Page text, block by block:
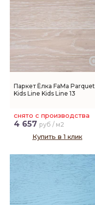
Паркет Ёлка FaMa Parquet
Kids Line Kids Line 13
снято с производства
4 657 руб / м2
Купить в 1 клик